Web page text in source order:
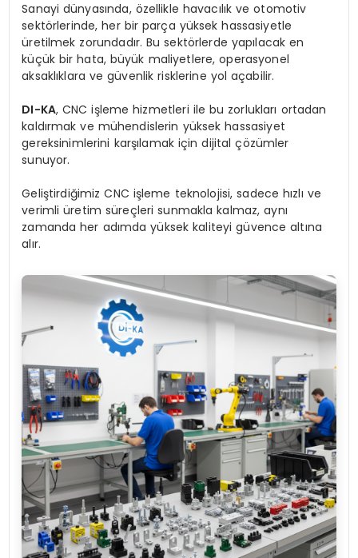
Sanayi dünyasında, özellikle havacılık ve otomotiv
sektörlerinde, her bir parça yüksek hassasiyetle
üretilmek zorundadır. Bu sektörlerde yapılacak en
küçük bir hata, büyük maliyetlere, operasyonel
aksaklıklara ve güvenlik risklerine yol açabilir.
DI-KA, CNC işleme hizmetleri ile bu zorlukları ortadan
kaldırmak ve mühendislerin yüksek hassasiyet
gereksinimlerini karşılamak için dijital çözümler
sunuyor.
Geliştirdiğimiz CNC işleme teknolojisi, sadece hızlı ve
verimli üretim süreçleri sunmakla kalmaz, aynı
zamanda her adımda yüksek kaliteyi güvence altına
alır.